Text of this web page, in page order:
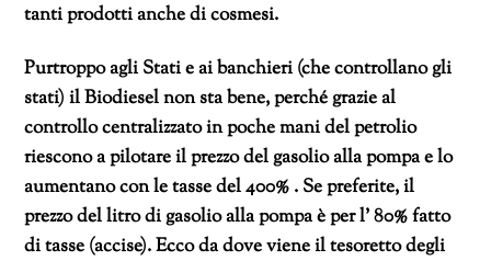
tanti prodotti anche di cosmesi.
Purtroppo agli Stati e ai banchieri (che controllano gli
stati) il Biodiesel non sta bene, perché grazie al
controllo centralizzato in poche mani del petrolio
riescono a pilotare il prezzo del gasolio alla pompa e lo
aumentano con le tasse del 400% . Se preferite, il
prezzo del litro di gasolio alla pompa è per l’ 80% fatto
di tasse (accise). Ecco da dove viene il tesoretto degli